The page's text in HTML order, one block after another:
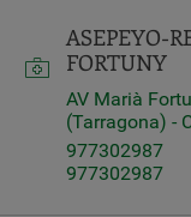
ASEPEYO-
FORTUNY
AV Marià
(Tarragona) -
977302987
977302987